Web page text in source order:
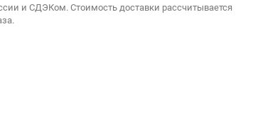
и СДЭКом. Стоимость доставки рассчитывается